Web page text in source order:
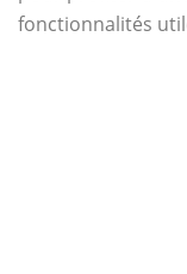
fonctionnalités